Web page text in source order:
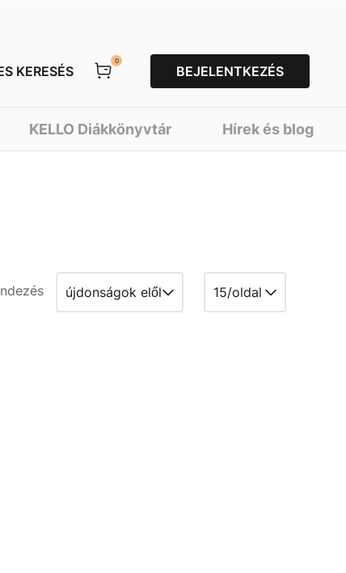
KERESÉS
0
BEJELENTKEZÉS
KELLO Diákkönyvtár Hírek és blog